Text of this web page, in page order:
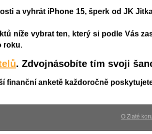
a vyhrát iPhone 15, šperk od JK
níže vybrat ten, který si podle Vás
roku.
. Zdvojnásobíte tím svoji
finanční anketě každoročně
O Zlaté